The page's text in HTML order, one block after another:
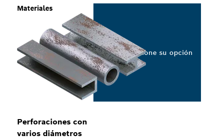
Perforaciones con
varios diámetros
Materiales
Seleccione su opción